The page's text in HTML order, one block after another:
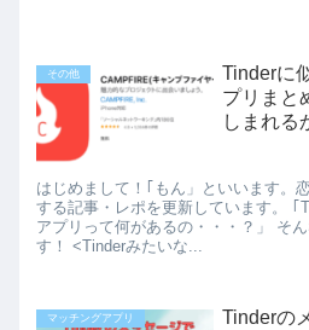
その他
Tinderに
プリまと
しまれる
はじめまして！｢もん」といいます。
する記事・レポを更新しています。 ｢
アプリって何があるの・・・？」 そ
す！ <Tinderみたいな...
マッチングアプリ
Tinderの